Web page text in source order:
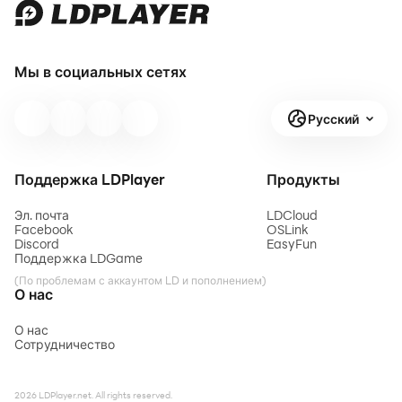
Мы в социальных сетях
Русский
Поддержка LDPlayer
Эл. почта
Facebook
Discord
Поддержка LDGame
(По проблемам с аккаунтом LD и пополнением)
Продукты
LDCloud
OSLink
EasyFun
О нас
О нас
Сотрудничество
2026 LDPlayer.net. All rights reserved.